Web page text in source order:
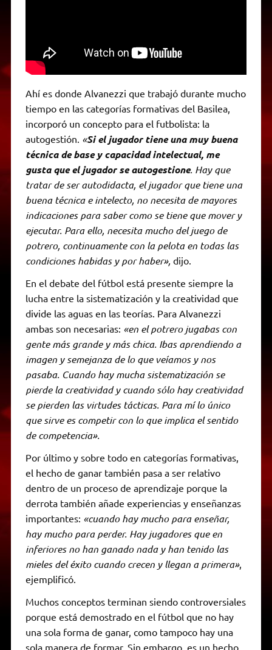
Ahí es donde Alvanezzi que trabajó durante mucho
tiempo en las categorías formativas del Basilea,
incorporó un concepto para el futbolista: la
autogestión. «Si el jugador tiene una muy buena
técnica de base y capacidad intelectual, me
gusta que el jugador se autogestione. Hay que
tratar de ser autodidacta, el jugador que tiene una
buena técnica e intelecto, no necesita de mayores
indicaciones para saber como se tiene que mover y
ejecutar. Para ello, necesita mucho del juego de
potrero, continuamente con la pelota en todas las
condiciones habidas y por haber», dijo.
En el debate del fútbol está presente siempre la
lucha entre la sistematización y la creatividad que
divide las aguas en las teorías. Para Alvanezzi
ambas son necesarias: «en el potrero jugabas con
gente más grande y más chica. Ibas aprendiendo a
imagen y semejanza de lo que veíamos y nos
pasaba. Cuando hay mucha sistematización se
pierde la creatividad y cuando sólo hay creatividad
se pierden las virtudes tácticas. Para mí lo único
que sirve es competir con lo que implica el sentido
de competencia».
Por último y sobre todo en categorías formativas,
el hecho de ganar también pasa a ser relativo
dentro de un proceso de aprendizaje porque la
derrota también añade experiencias y enseñanzas
importantes: «cuando hay mucho para enseñar,
hay mucho para perder. Hay jugadores que en
inferiores no han ganado nada y han tenido las
mieles del éxito cuando crecen y llegan a primera»,
ejemplificó.
Muchos conceptos terminan siendo controversiales
porque está demostrado en el fútbol que no hay
una sola forma de ganar, como tampoco hay una
sola manera de formar. Sin embargo, es un hecho